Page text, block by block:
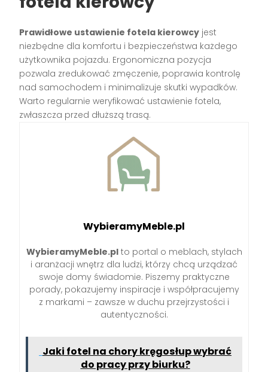
Prawidłowe ustawienie fotela kierowcy jest
niezbędne dla komfortu i bezpieczeństwa każdego
użytkownika pojazdu. Ergonomiczna pozycja
pozwala zredukować zmęczenie, poprawia kontrolę
nad samochodem i minimalizuje skutki wypadków.
Warto regularnie weryfikować ustawienie fotela,
zwłaszcza przed dłuższą trasą.
WybieramyMeble.pl
WybieramyMeble.plto portal o meblach, stylach
i aranżacji wnętrz dla ludzi, którzy chcą urządzać
swoje domy świadomie. Piszemy praktyczne
porady, pokazujemy inspiracje i współpracujemy
z markami – zawsze w duchu przejrzystości i
autentyczności.
Jaki fotel na chory kręgosłup wybrać
do pracy przy biurku?